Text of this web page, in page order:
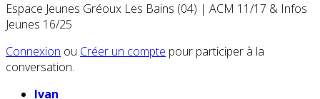
Espace Jeunes Gréoux Les Bains (04) | ACM 11/17 & Infos
Jeunes 16/25
Connexion ou Créer un compte pour participer à la
conversation.
Ivan